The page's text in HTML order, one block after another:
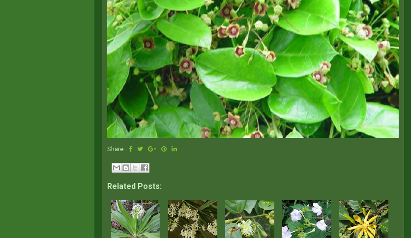
Share:
Related Posts: